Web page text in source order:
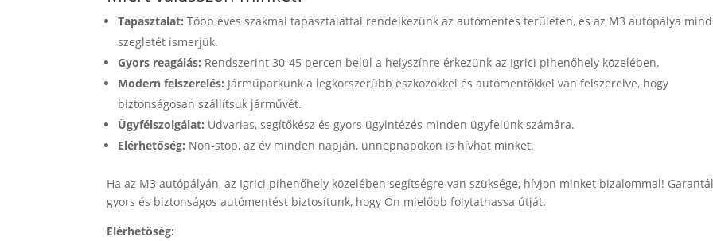
Tapasztalat: Több éves szakmai tapasztalattal rendelkezünk az autómentés területén, és az M3 autópálya
szegletét ismerjük.
Gyors reagálás: Rendszerint 30-45 percen belül a helyszínre érkezünk az Igrici pihenőhely közelében.
Modern felszerelés: Járműparkunk a legkorszerűbb eszközökkel és autómentőkkel van felszerelve, hogy
biztonságosan szállítsuk járművét.
Ügyfélszolgálat: Udvarias, segítőkész és gyors ügyintézés minden ügyfelünk számára.
Elérhetőség: Non-stop, az év minden napján, ünnepnapokon is hívhat minket.
Ha az M3 autópályán, az Igrici pihenőhely közelében segítségre van szüksége, hívjon minket bizalommal!
gyors és biztonságos autómentést biztosítunk, hogy Ön mielőbb folytathassa útját.
Elérhetőség: